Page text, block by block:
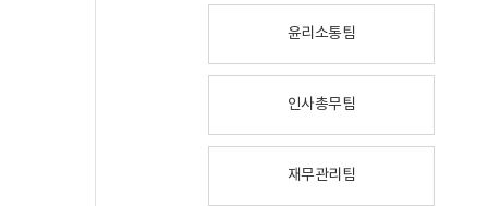
윤리소통팀
인사총무팀
재무관리팀